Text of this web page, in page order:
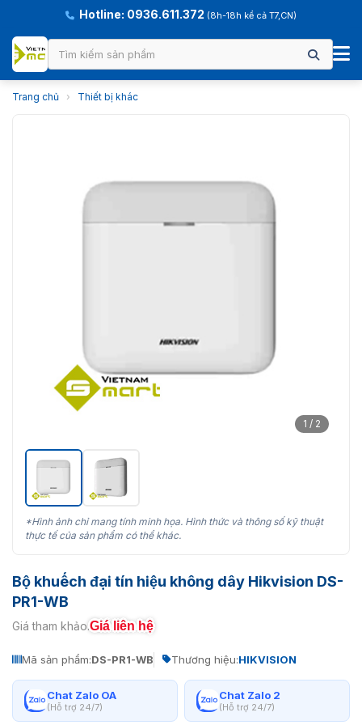
Hotline: 0936.611.372 (8h-18h kể cả T7,CN)
Trang chủ › Thiết bị khác
1 / 2
*Hình ảnh chỉ mang tính minh họa. Hình thức và thông số kỹ thuật
thực tế của sản phẩm có thể khác.
Bộ khuếch đại tín hiệu không dây Hikvision DS-
PR1-WB
Giá tham khảo:Giá liên hệ
Mã sản phẩm:DS-PR1-WB Thương hiệu:HIKVISION
Chat Zalo OA
(Hỗ trợ 24/7)
Chat Zalo 2
(Hỗ trợ 24/7)